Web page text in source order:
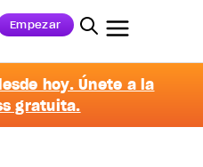
Empezar
hoy. Únete a la
gratuita.